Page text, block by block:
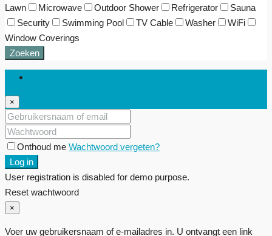
Lawn
Microwave Outdoor Shower Refrigerator
Sauna
Security
Swimming Pool TV Cable Washer
WiFi
Window Coverings
Zoeken
×
Onthoud me Wachtwoord vergeten?
Log in
User registration is disabled for demo purpose.
Reset wachtwoord
×
Voer uw gebruikersnaam of e-mailadres in. U ontvangt een link